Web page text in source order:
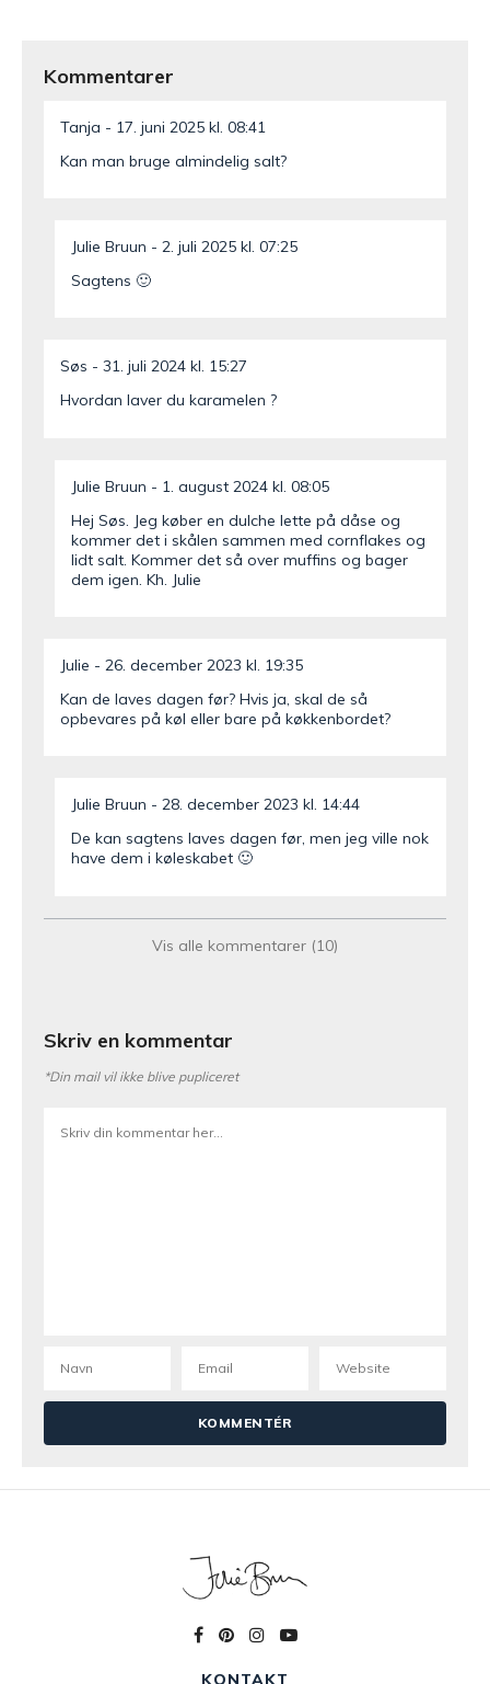
Kommentarer
Tanja
17. juni 2025 kl. 08:41
Kan man bruge almindelig salt?
Julie Bruun
2. juli 2025 kl. 07:25
Sagtens 🙂
Søs
31. juli 2024 kl. 15:27
Hvordan laver du karamelen ?
Julie Bruun
1. august 2024 kl. 08:05
Hej Søs. Jeg køber en dulche lette på dåse og
kommer det i skålen sammen med cornflakes og
lidt salt. Kommer det så over muffins og bager
dem igen. Kh. Julie
Julie
26. december 2023 kl. 19:35
Kan de laves dagen før? Hvis ja, skal de så
opbevares på køl eller bare på køkkenbordet?
Julie Bruun
28. december 2023 kl. 14:44
De kan sagtens laves dagen før, men jeg ville nok
have dem i køleskabet 🙂
Anne-Mette Snedker
13. november 2023 kl. 12:48
Julie Bruun
16. november 2023 kl. 08:36
det giver stadig gode muffins 🙂
Julie Bruun
6. november 2023 kl. 12:33
Ja det kan de godt, dog kan det karamellag dér
godt blive sådan lidt blødt i det – altså ikke helt
så sprødt efter frysning. Men ellers kan de
Vis alle kommentarer (10)
Skriv en kommentar
*Din mail vil ikke blive pupliceret
KONTAKT